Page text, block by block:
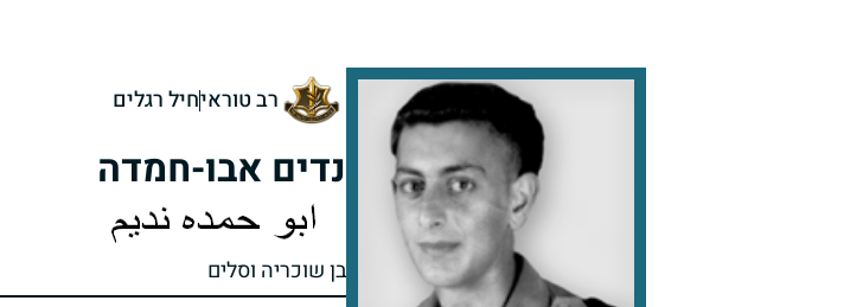
רב טוראיחיל רגלים
נדים אבו-חמדה
בן שוכריה וסלים